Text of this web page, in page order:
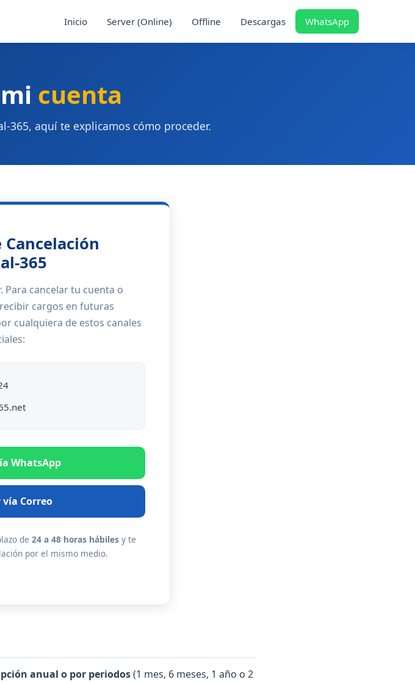
Inicio Server (Online) Offline Descargas WhatsApp
cuenta
365, aquí te explicamos cómo proceder.
365
Para cancelar tu cuenta o
cargos en futuras
cualquiera de estos canales
WhatsApp
vía Correo
de 24 a 48 horas hábilesy te
por el mismo medio.
anual o por periodos(1 mes, 6 meses, 1 año o 2